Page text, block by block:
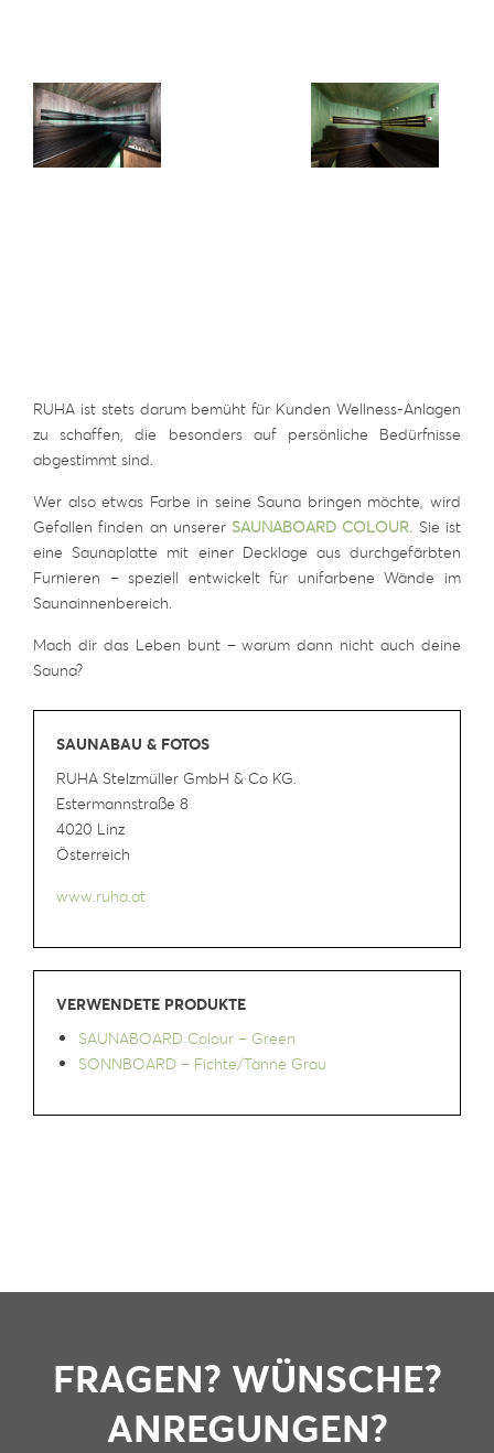
RUHA ist stets darum bemüht für Kunden Wellness-Anlagen
zu schaffen, die besonders auf persönliche Bedürfnisse
abgestimmt sind.
Wer also etwas Farbe in seine Sauna bringen möchte, wird
Gefallen finden an unserer SAUNABOARD COLOUR. Sie ist
eine Saunaplatte mit einer Decklage aus durchgefärbten
Furnieren – speziell entwickelt für unifarbene Wände im
Saunainnenbereich.
Mach dir das Leben bunt – warum dann nicht auch deine
Sauna?
SAUNABAU & FOTOS
RUHA Stelzmüller GmbH & Co KG
Estermannstraße 8
4020 Linz
Österreich
www.ruha.at
VERWENDETE PRODUKTE
SAUNABOARD Colour – Green
SONNBOARD – Fichte/Tanne Grau
FRAGEN? WÜNSCHE?
ANREGUNGEN?